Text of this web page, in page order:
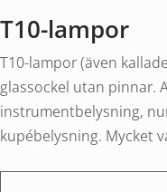
T10-lampor
T10-lampor (även
glassockel utan pinnar.
instrumentbelysning,
kupébelysning. Mycket